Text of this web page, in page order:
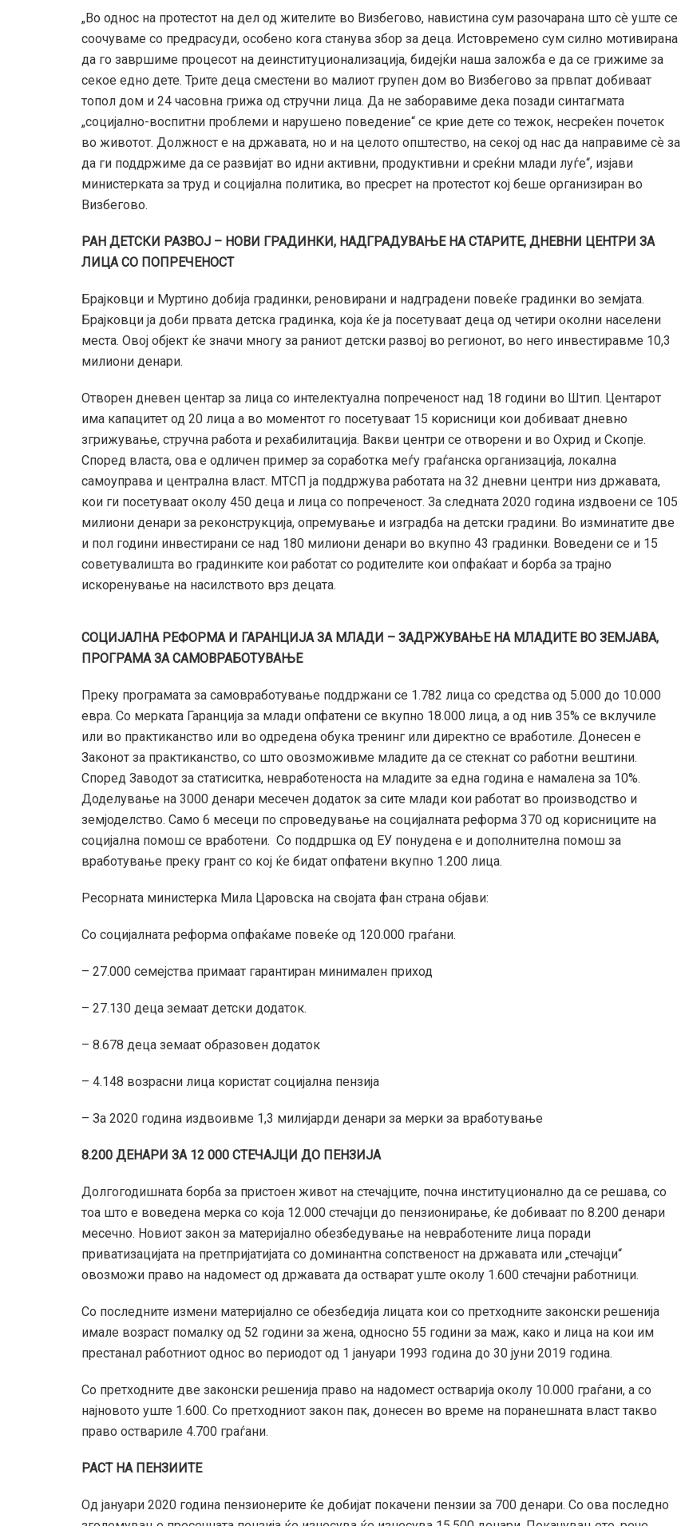
„Во однос на протестот на дел од жителите во Визбегово, навистина сум разочарана што сѐ уште се
соочуваме со предрасуди, особено кога станува збор за деца. Истовремено сум силно мотивирана
да го завршиме процесот на деинституционализација, бидејќи наша заложба е да се грижиме за
секое едно дете. Трите деца сместени во малиот групен дом во Визбегово за првпат добиваат
топол дом и 24 часовна грижа од стручни лица. Да не заборавиме дека позади синтагмата
„социјално-воспитни проблеми и нарушено поведение“ се крие дете со тежок, несреќен почеток
во животот. Должност е на државата, но и на целото општество, на секој од нас да направиме сѐ за
да ги поддржиме да се развијат во идни активни, продуктивни и среќни млади луѓе“, изјави
министерката за труд и социјална политика, во пресрет на протестот кој беше организиран во
Визбегово.
РАН ДЕТСКИ РАЗВОЈ – НОВИ ГРАДИНКИ, НАДГРАДУВАЊЕ НА СТАРИТЕ, ДНЕВНИ ЦЕНТРИ ЗА
ЛИЦА СО ПОПРЕЧЕНОСТ
Брајковци и Муртино добија градинки, реновирани и надградени повеќе градинки во земјата.
Брајковци ја доби првата детска градинка, која ќе ја посетуваат деца од четири околни населени
места. Овој објект ќе значи многу за раниот детски развој во регионот, во него инвестиравме 10,3
милиони денари.
Отворен дневен центар за лица со интелектуална попреченост над 18 години во Штип. Центарот
има капацитет од 20 лица а во моментот го посетуваат 15 корисници кои добиваат дневно
згрижување, стручна работа и рехабилитација. Вакви центри се отворени и во Охрид и Скопје.
Според власта, ова е одличен пример за соработка меѓу граѓанска организација, локална
самоуправа и централна власт. МТСП ја поддржува работата на 32 дневни центри низ државата,
кои ги посетуваат околу 450 деца и лица со попреченост. За следната 2020 година издвоени се 105
милиони денари за реконструкција, опремување и изградба на детски градини. Во изминатите две
и пол години инвестирани се над 180 милиони денари во вкупно 43 градинки. Воведени се и 15
советувалишта во градинките кои работат со родителите кои опфаќаат и борба за трајно
искоренување на насилството врз децата.
СОЦИЈАЛНАРЕФОРМА И ГАРАНЦИЈАЗА МЛАДИ – ЗАДРЖУВАЊЕ НА МЛАДИТЕ ВО ЗЕМЈАВА,
ПРОГРАМА ЗА САМОВРАБОТУВАЊЕ
Преку програмата за самовработување поддржани се 1.782 лица со средства од 5.000 до 10.000
евра. Со мерката Гаранција за млади опфатени се вкупно 18.000 лица, а од нив 35% се вклучиле
или во практиканство или во одредена обука тренинг или директно се вработиле. Донесен е
Законот за практиканство, со што овозможивме младите да се стекнат со работни вештини.
Според Заводот за статиситка, невработеноста на младите за една година е намалена за 10%.
Доделување на 3000 денари месечен додаток за сите млади кои работат во производство и
земјоделство. Само 6 месеци по спроведување на социјалната реформа 370 од корисниците на
социјална помош се вработени. Со поддршка од ЕУ понудена е и дополнителна помош за
вработување преку грант со кој ќе бидат опфатени вкупно 1.200 лица.
Ресорната министерка Мила Царовска на својата фан страна објави:
Со социјалната реформа опфаќаме повеќе од 120.000 граѓани.
– 27.000 семејства примаат гарантиран минимален приход
– 27.130 деца земаат детски додаток.
– 8.678 деца земаат образовен додаток
– 4.148 возрасни лица користат социјална пензија
– За 2020 година издвоивме 1,3 милијарди денари за мерки за вработување
8.200 ДЕНАРИ ЗА 12 000 СТЕЧАЈЦИ ДО ПЕНЗИЈА
Долгогодишната борба за пристоен живот на стечајците, почна институционално да се решава, со
тоа што е воведена мерка со која 12.000 стечајци до пензионирање, ќе добиваат по 8.200 денари
месечно. Новиот закон за материјално обезбедување на невработените лица поради
приватизацијата на претпријатијата со доминантна сопственост на државата или „стечајци“
овозможи право на надомест од државата да остварат уште околу 1.600 стечајни работници.
Со последните измени материјално се обезбедија лицата кои со претходните законски решенија
имале возраст помалку од 52 години за жена, односно 55 години за маж, како и лица на кои им
престанал работниот однос во периодот од 1 јануари 1993 година до 30 јуни 2019 година.
Со претходните две законски решенија право на надомест остварија околу 10.000 граѓани, а со
најновото уште 1.600. Со претходниот закон пак, донесен во време на поранешната власт такво
право оствариле 4.700 граѓани.
РАСТНА ПЕНЗИИТЕ
Од јануари 2020 година пензионерите ќе добијат покачени пензии за 700 денари. Со ова последно